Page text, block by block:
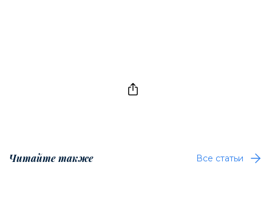
Читайте также Все статьи